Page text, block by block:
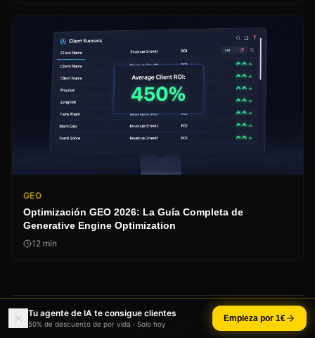
GEO
Optimización GEO 2026: La Guía Completa de
Generative Engine Optimization
12 min
Anterior Todos los artículos Siguiente
Tu agente de IA te consigue clientes
50% de descuento de por vida · Solo hoy
Empieza por 1€